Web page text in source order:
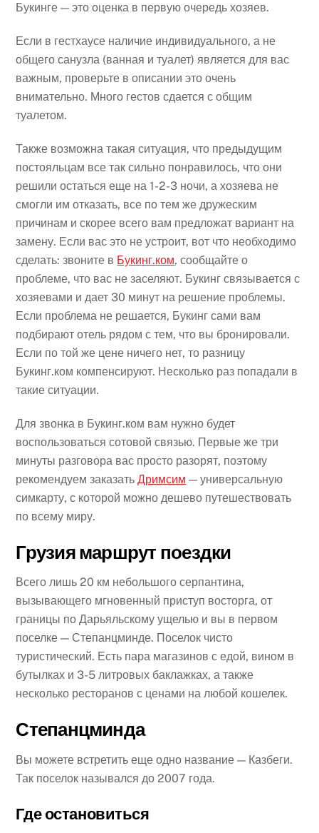
Букинге — это оценка в первую очередь хозяев.
Если в гестхаусе наличие индивидуального, а не
общего санузла (ванная и туалет) является для вас
важным, проверьте в описании это очень
внимательно. Много гестов сдается с общим
туалетом.
Также возможна такая ситуация, что предыдущим
постояльцам все так сильно понравилось, что они
решили остаться еще на 1-2-3 ночи, а хозяева не
смогли им отказать, все по тем же дружеским
причинам и скорее всего вам предложат вариант на
замену. Если вас это не устроит, вот что необходимо
сделать: звоните в Букинг.ком, сообщайте о
проблеме, что вас не заселяют. Букинг связывается с
хозяевами и дает 30 минут на решение проблемы.
Если проблема не решается, Букинг сами вам
подбирают отель рядом с тем, что вы бронировали.
Если по той же цене ничего нет, то разницу
Букинг.ком компенсируют. Несколько раз попадали в
такие ситуации.
Для звонка в Букинг.ком вам нужно будет
воспользоваться сотовой связью. Первые же три
минуты разговора вас просто разорят, поэтому
рекомендуем заказатьДримсим — универсальную
симкарту, с которой можно дешево путешествовать
по всему миру.
Грузия маршрут поездки
Всего лишь 20 км небольшого серпантина,
вызывающего мгновенный приступ восторга, от
границы по Дарьяльскому ущелью и вы в первом
поселке — Степанцминде. Поселок чисто
туристический. Есть пара магазинов с едой, вином в
бутылках и 3-5 литровых баклажках, а также
несколько ресторанов с ценами на любой кошелек.
Степанцминда
Вы можете встретить еще одно название — Казбеги.
Так поселок назывался до 2007 года.
Где остановиться